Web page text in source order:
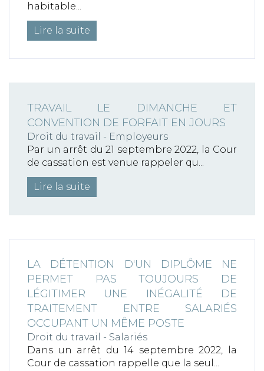
habitable...
Lire la suite
TRAVAIL LE DIMANCHE ET
CONVENTION DE FORFAIT EN JOURS
Droit du travail - Employeurs
Par un arrêt du 21 septembre 2022, la Cour
de cassation est venue rappeler qu...
Lire la suite
LA DÉTENTION D'UN DIPLÔME NE
PERMET PAS TOUJOURS DE
LÉGITIMER UNE INÉGALITÉ DE
TRAITEMENT ENTRE SALARIÉS
OCCUPANT UN MÊME POSTE
Droit du travail - Salariés
Dans un arrêt du 14 septembre 2022, la
Cour de cassation rappelle que la seul...